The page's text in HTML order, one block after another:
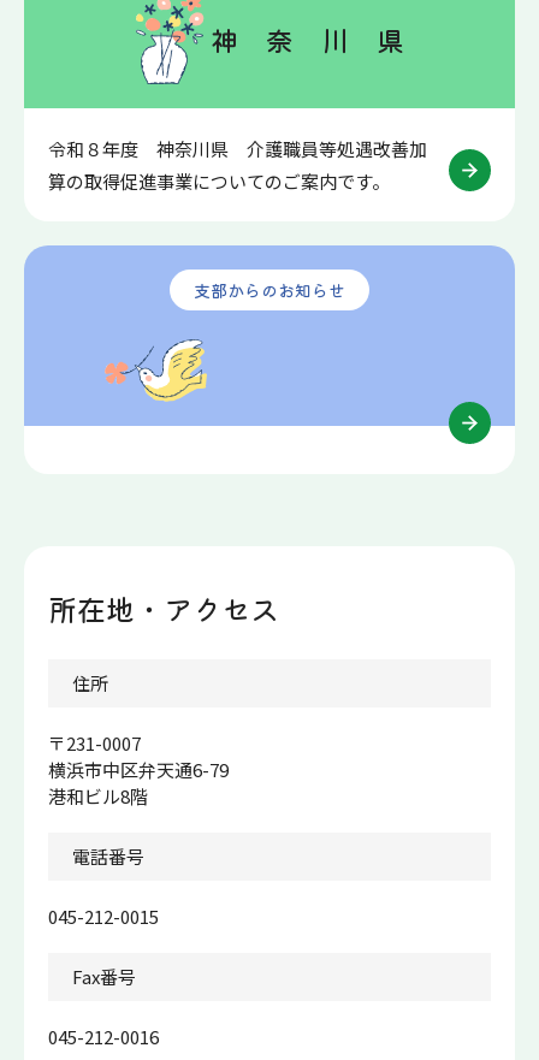
神 奈 川 県
令和８年度 神奈川県 介護職員等処遇改善加
算の取得促進事業についてのご案内です。
支部からのお知らせ
所在地・アクセス
住所
〒231-0007
横浜市中区弁天通6-79
港和ビル8階
電話番号
045-212-0015
Fax番号
045-212-0016